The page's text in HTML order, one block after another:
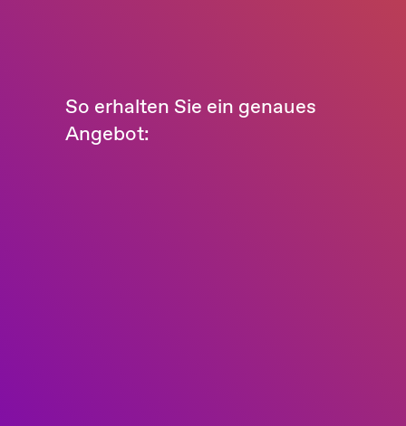
So erhalten Sie ein genaues
Angebot: